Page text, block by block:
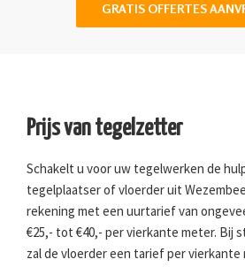
GRATIS OFFERTES
Prijs van tegelzetter
Schakelt u voor uw tegelwerken de
tegelplaatser of vloerder uit
rekening met een uurtarief van
€25,- tot €40,- per vierkante meter. Bij
zal de vloerder een tarief per vierkante